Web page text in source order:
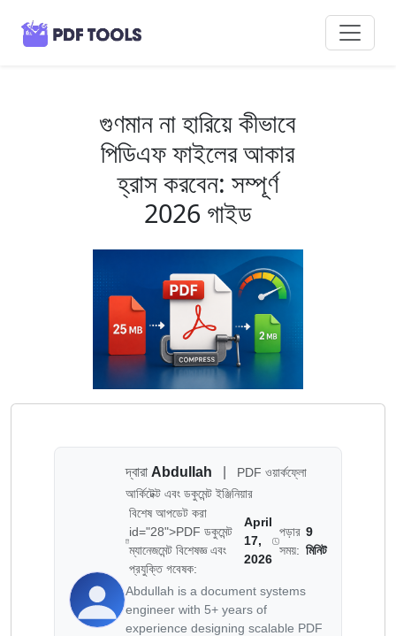
গুণমান না হারিয়ে কীভাবে
পিডিএফ ফাইলের আকার
হ্রাস করবেন: সম্পূর্ণ
2026 গাইড
দ্বারা Abdullah
PDF ওয়ার্কফ্লো
আর্কিটেক্ট এবং ডকুমেন্ট ইঞ্জিনিয়ার
বিশেষ আপডেট করা
id="28">PDF ডকুমেন্ট
ম্যানেজমেন্ট বিশেষজ্ঞ এবং
প্রযুক্তি গবেষক:
April
17,
2026
পড়ার
সময়:
9
মিনিট
Abdullah is a document systems
engineer with 5+ years of
experience designing scalable PDF